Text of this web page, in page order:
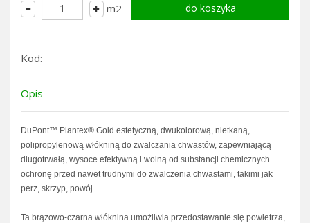
m2
Kod:
Opis
DuPont™ Plantex® Gold estetyczną, dwukolorową, nietkaną,
polipropylenową włókniną do zwalczania chwastów, zapewniającą
długotrwałą, wysoce efektywną i wolną od substancji chemicznych
ochronę przed nawet trudnymi do zwalczenia chwastami, takimi jak
perz, skrzyp, powój...
Ta brązowo-czarna włóknina umożliwia przedostawanie się powietrza,